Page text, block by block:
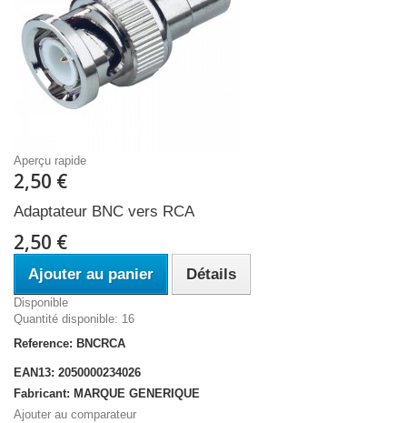
Aperçu rapide
2,50 €
Adaptateur BNC vers RCA
2,50 €
Ajouter au panier Détails
Disponible
Quantité disponible: 16
Reference: BNCRCA
EAN13: 2050000234026
Fabricant: MARQUE GENERIQUE
Ajouter au comparateur